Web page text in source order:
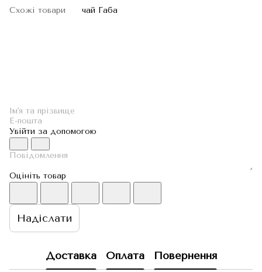
Схожі товари
чай Габа
Увійти за допомогою
Оцініть товар
Надіслати
Доставка Оплата Повернення